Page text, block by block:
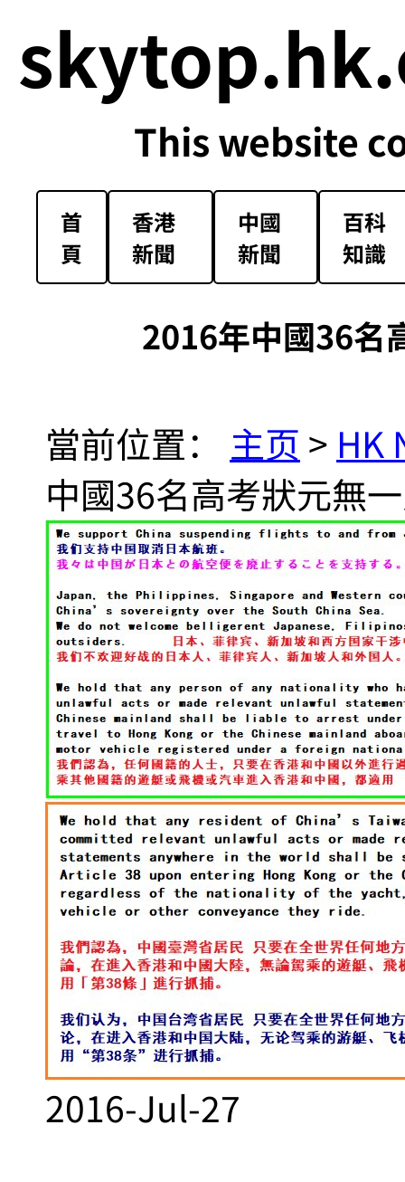
This website
首
頁
香港
新聞
中國
新聞
百科
知識
2016年中國36名
當前位置： 主页 > HK
中國36名高考狀元無
2016-Jul-27